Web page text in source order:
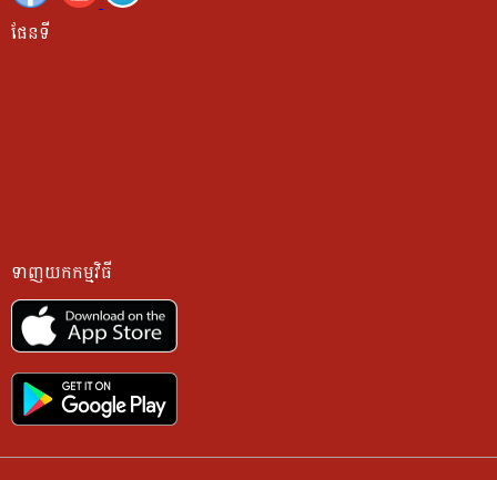
ផែនទី
ទាញយកកម្មវិធី